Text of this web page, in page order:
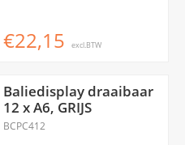
€22,15 excl.BTW
Baliedisplay draaibaar
12 x A6, GRIJS
BCPC412